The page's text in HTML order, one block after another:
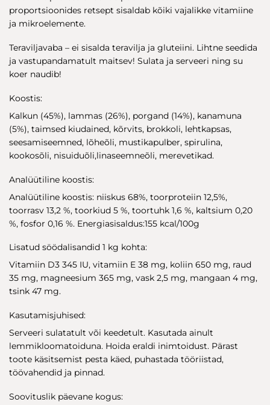
proportsioonides retsept sisaldab kõiki vajalikke vitamiine
ja mikroelemente.
Teraviljavaba – ei sisalda teravilja ja gluteiini. Lihtne seedida
ja vastupandamatult maitsev! Sulata ja serveeri ning su
koer naudib!
Koostis:
Kalkun (45%), lammas (26%), porgand (14%), kanamuna
(5%), taimsed kiudained, kõrvits, brokkoli, lehtkapsas,
seesamiseemned, lõheõli, mustikapulber, spirulina,
kookosõli, nisuiduõli,linaseemneõli, merevetikad.
Analüütiline koostis:
Analüütiline koostis: niiskus 68%, toorproteiin 12,5%,
toorrasv 13,2 %, toorkiud 5 %, toortuhk 1,6 %, kaltsium 0,20
%, fosfor 0,16 %. Energiasisaldus:155 kcal/100g
Lisatud söödalisandid 1 kg kohta:
Vitamiin D3 345 IU, vitamiin E 38 mg, koliin 650 mg, raud
35 mg, magneesium 365 mg, vask 2,5 mg, mangaan 4 mg,
tsink 47 mg.
Kasutamisjuhised:
Serveeri sulatatult või keedetult. Kasutada ainult
lemmikloomatoiduna. Hoida eraldi inimtoidust. Pärast
toote käsitsemist pesta käed, puhastada tööriistad,
töövahendid ja pinnad.
Soovituslik päevane kogus: